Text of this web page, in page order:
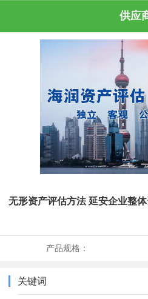
供应
无形资产评估方法 延安企业整
产品规格：
关键词